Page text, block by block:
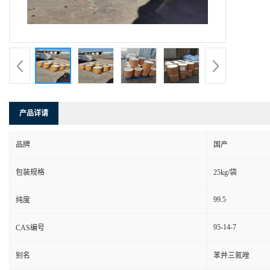
产品详请
品牌 国产
包装规格 25kg/袋
纯度 99.5
CAS编号 95-14-7
别名 苯并三氮唑